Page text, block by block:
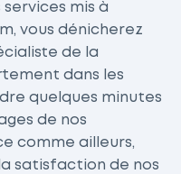
mis à
vous dénicherez
de la
dans les
quelques minutes
de nos
comme ailleurs,
satisfaction de nos